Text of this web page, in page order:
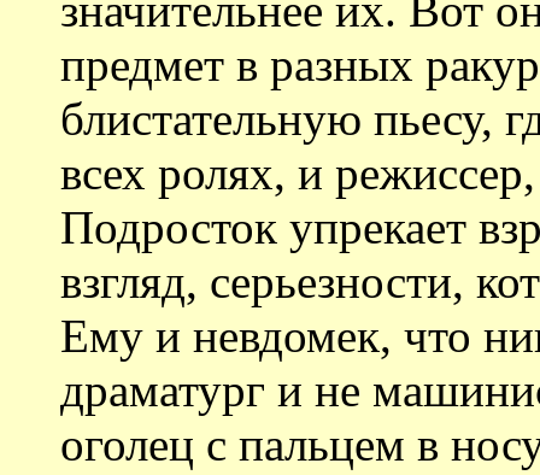
предмет в разных
блистательную пьесу,
всех ролях, и
Подросток упрекает
взгляд, серьезности,
Ему и невдомек, что
драматург и не
оголец с пальцем в